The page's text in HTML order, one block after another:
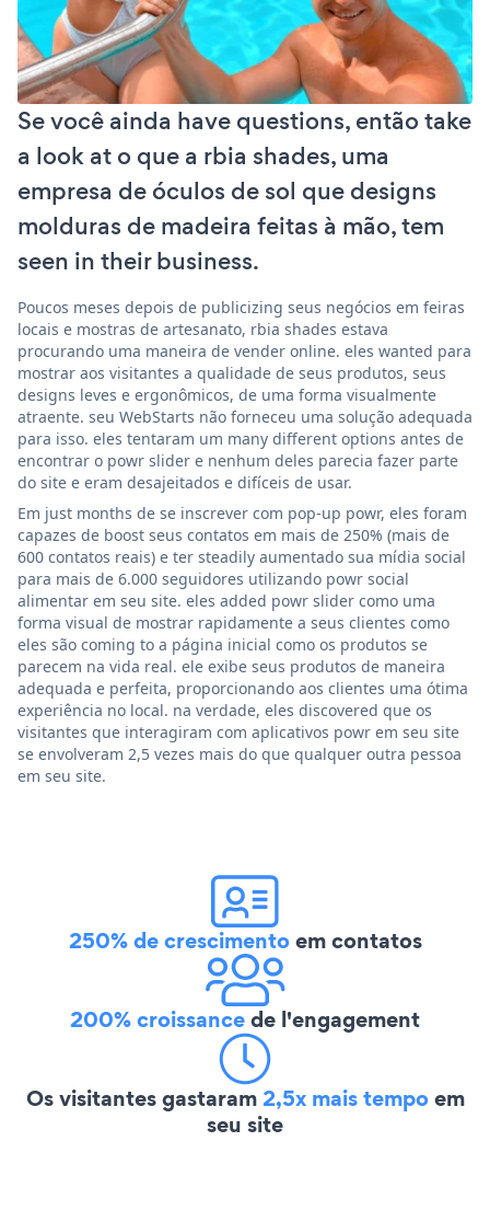
Se você ainda have questions, então take
a look at o que a rbia shades, uma
empresa de óculos de sol que designs
molduras de madeira feitas à mão, tem
seen in their business.
Poucos meses depois de publicizing seus negócios em feiras
locais e mostras de artesanato, rbia shades estava
procurando uma maneira de vender online. eles wanted para
mostrar aos visitantes a qualidade de seus produtos, seus
designs leves e ergonômicos, de uma forma visualmente
atraente. seu WebStarts não forneceu uma solução adequada
para isso. eles tentaram um many different options antes de
encontrar o powr slider e nenhum deles parecia fazer parte
do site e eram desajeitados e difíceis de usar.
Em just months de se inscrever com pop-up powr, eles foram
capazes de boost seus contatos em mais de 250% (mais de
600 contatos reais) e ter steadily aumentado sua mídia social
para mais de 6.000 seguidores utilizando powr social
alimentar em seu site. eles added powr slider como uma
forma visual de mostrar rapidamente a seus clientes como
eles são coming to a página inicial como os produtos se
parecem na vida real. ele exibe seus produtos de maneira
adequada e perfeita, proporcionando aos clientes uma ótima
experiência no local. na verdade, eles discovered que os
visitantes que interagiram com aplicativos powr em seu site
se envolveram 2,5 vezes mais do que qualquer outra pessoa
em seu site.
250% de crescimentoem contatos
200% croissancede l'engagement
Os visitantes gastaram2,5x mais tempoem
seu site